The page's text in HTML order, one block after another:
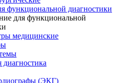
функциональной диагностики
для функциональной
медицинские
диагностика
(ЭКГ)